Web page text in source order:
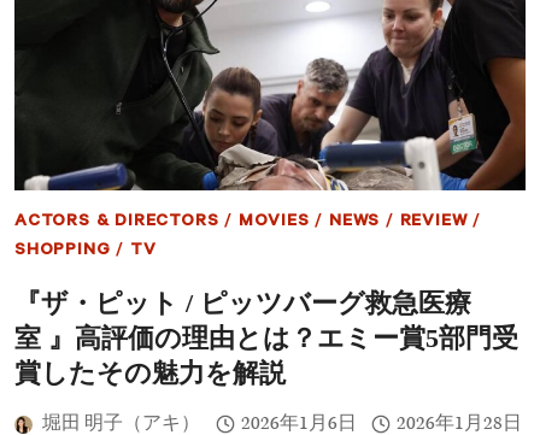
提
す
る
た
な
示
録
――
伝
説
続
ACTORS & DIRECTORS / MOVIES / NEWS / REVIEW/
SHOPPING / TV
『ザ・ピット / ピッツバーグ救急医療
室 』高評価の理由とは？エミー賞5部門受
賞したその魅力を解説
堀田 明子（アキ） 2026年1月6日 2026年1月28日